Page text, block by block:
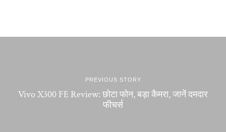
PREVIOUS STORY
Vivo X300 FE Review: छोटा फोन, बड़ा कैमरा, जानें दमदार
फीचर्स